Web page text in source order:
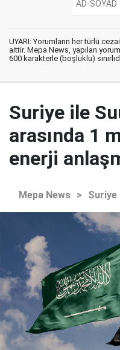
UYARI: Yorumların her türlü
aittir. Mepa News, yapılan
600 karakterle (boşluklu)
Suriye ile
arasında 1
enerji
Mepa News > Suriye